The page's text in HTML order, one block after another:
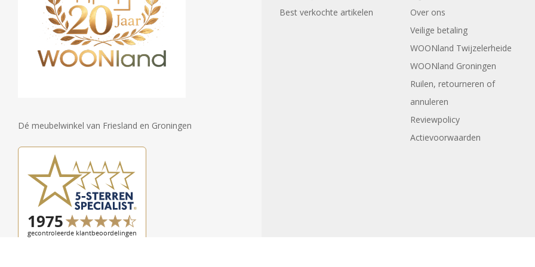
Dé meubelwinkel van Friesland en Groningen
Best verkochte artikelen
Over ons
Veilige betaling
WOONland Twijzelerheide
WOONland Groningen
Ruilen, retourneren of
annuleren
Reviewpolicy
Actievoorwaarden